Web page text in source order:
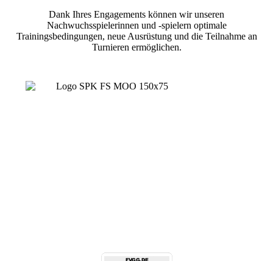
Dank Ihres Engagements können wir unseren
Nachwuchsspielerinnen und -spielern optimale
Trainingsbedingungen, neue Ausrüstung und die Teilnahme an
Turnieren ermöglichen.